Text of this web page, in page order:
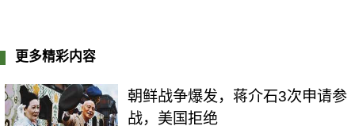
更多精彩内容
朝鲜战争爆发，蒋介石3次申请参
战，美国拒绝